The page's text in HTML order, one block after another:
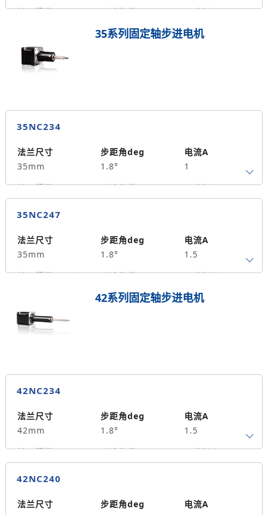
转子惯量g.cm²
引线数量
51
马达长度mm
0.18
保持力矩N.m
17
35系列固定轴步进电机
35NC234
法兰尺寸
35mm
步距角deg
1.8°
电流A
1
转子惯量g.cm²
4
引线数量
34
马达长度mm
0.15
20
35NC247
法兰尺寸
35mm
步距角deg
1.8°
电流A
1.5
转子惯量g.cm²
引线数量
47
马达长度mm
0.35
保持力矩N.m
30
42系列固定轴步进电机
42NC234
法兰尺寸
42mm
步距角deg
1.8°
电流A
1.5
转子惯量g.cm²
4
引线数量
34
马达长度mm
0.25
35
42NC240
法兰尺寸
步距角deg
电流A